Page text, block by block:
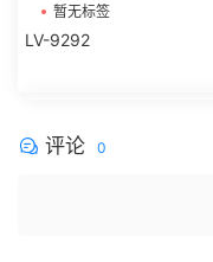
暂无标签
LV-9292
评论 0